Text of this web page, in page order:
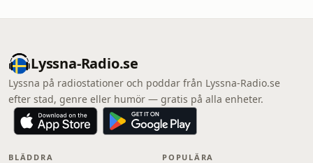
Lyssna-Radio.se
Lyssna på radiostationer och poddar från Lyssna-Radio.se
efter stad, genre eller humör — gratis på alla enheter.
BLÄDDRA POPULÄRA